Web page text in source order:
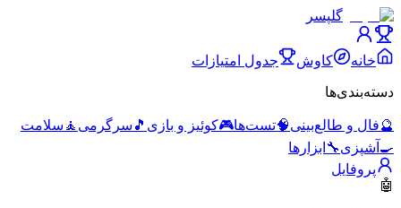
گلپسر
خانه کاوش جدول امتیازات
دسته‌بندی‌ها
🔮فال و طالع‌بینی🧠تست‌ها🎮کوئیز و بازی 🎵 سرگرمی 🧘 سلامت
🍳 آشپزی🔧 ابزارها
پروفایل
🤖